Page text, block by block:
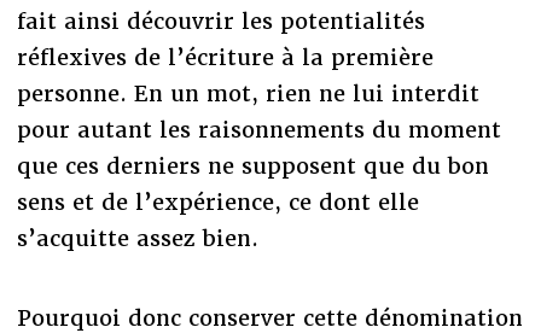
fait ainsi découvrir les potentialités
réflexives de l’écriture à la première
personne. En un mot, rien ne lui interdit
pour autant les raisonnements du moment
que ces derniers ne supposent que du bon
sens et de l’expérience, ce dont elle
s’acquitte assez bien.
Pourquoi donc conserver cette dénomination